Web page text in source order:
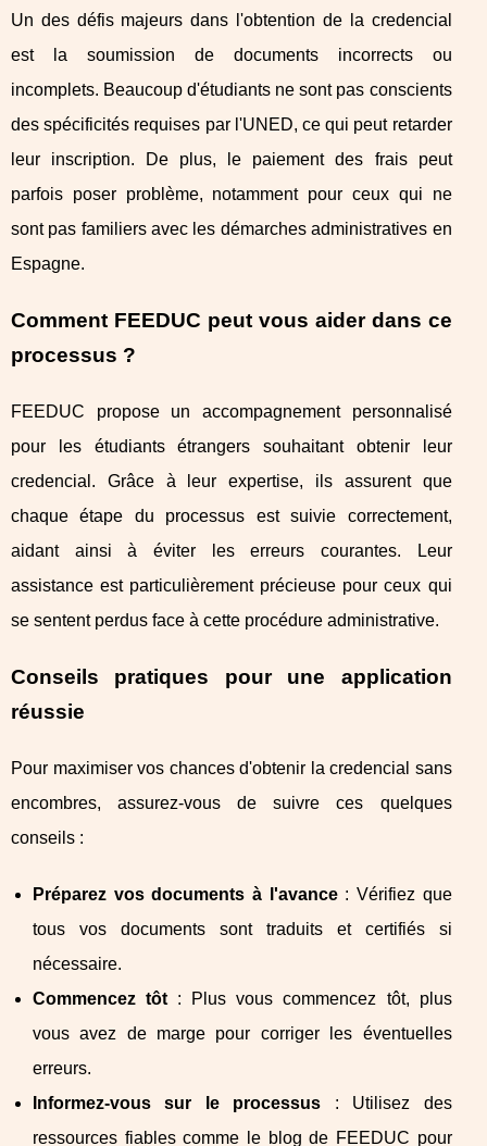
Un des défis majeurs dans l'obtention de la credencial
est la soumission de documents incorrects ou
incomplets. Beaucoup d'étudiants ne sont pas conscients
des spécificités requises par l'UNED, ce qui peut retarder
leur inscription. De plus, le paiement des frais peut
parfois poser problème, notamment pour ceux qui ne
sont pas familiers avec les démarches administratives en
Espagne.
Comment FEEDUC peut vous aider dans ce
processus ?
FEEDUC propose un accompagnement personnalisé
pour les étudiants étrangers souhaitant obtenir leur
credencial. Grâce à leur expertise, ils assurent que
chaque étape du processus est suivie correctement,
aidant ainsi à éviter les erreurs courantes. Leur
assistance est particulièrement précieuse pour ceux qui
se sentent perdus face à cette procédure administrative.
Conseils pratiques pour une application
réussie
Pour maximiser vos chances d'obtenir la credencial sans
encombres, assurez-vous de suivre ces quelques
conseils :
Préparez vos documents à l'avance: Vérifiez que
tous vos documents sont traduits et certifiés si
nécessaire.
Commencez tôt : Plus vous commencez tôt, plus
vous avez de marge pour corriger les éventuelles
erreurs.
Informez-vous sur le processus : Utilisez des
ressources fiables comme le blog de FEEDUC pour